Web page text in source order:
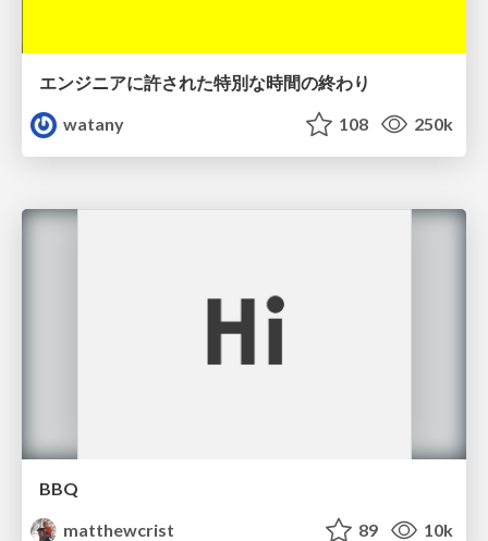
エンジニアに許された特別な時間の終わり
watany
108 250k
BBQ
matthewcrist
89 10k